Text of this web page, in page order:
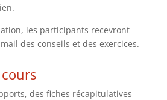
les participants recevront
des conseils et des exercices.
des fiches récapitulatives